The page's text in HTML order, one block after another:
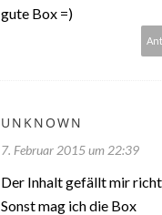
gute Box =)
UNKNOWN
7. Februar 2015 um 22:39
Der Inhalt gefällt mir
Sonst mag ich die Box